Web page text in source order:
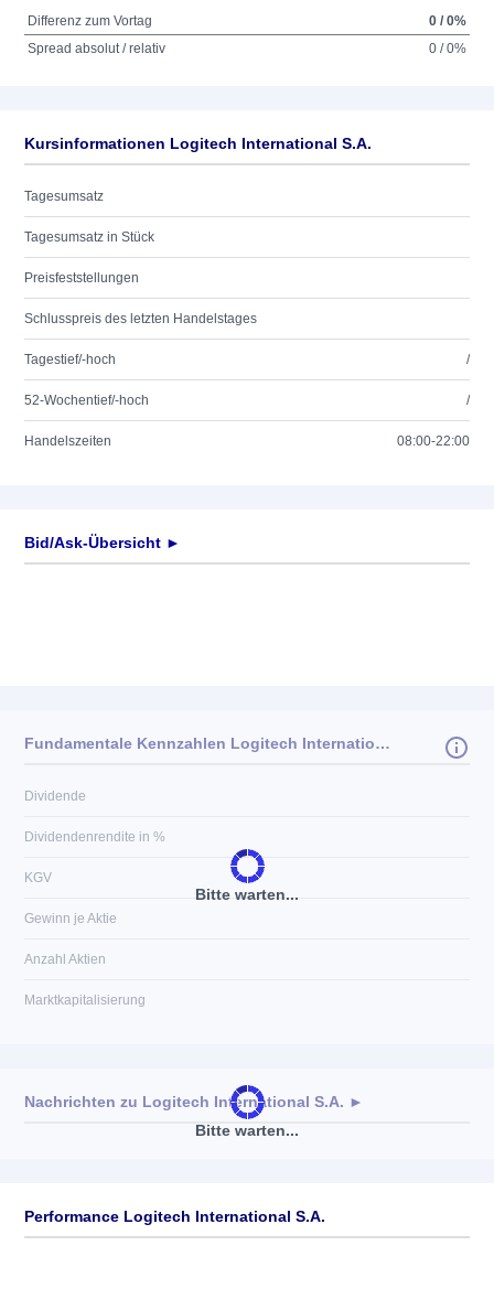
Differenz zum Vortag
0 / 0%
Spread absolut / relativ
0 / 0%
Kursinformationen Logitech International S.A.
Tagesumsatz
Tagesumsatz in Stück
Preisfeststellungen
Schlusspreis des letzten Handelstages
Tagestief/-hoch /
52-Wochentief/-hoch /
Handelszeiten 08:00-22:00
Bid/Ask-Übersicht ►
Bitte warten...
Fundamentale Kennzahlen Logitech International S.A.
Dividende
Dividendenrendite in %
KGV
Gewinn je Aktie
Anzahl Aktien
Marktkapitalisierung
Bitte warten...
Nachrichten zu Logitech International S.A. ►
Performance Logitech International S.A.